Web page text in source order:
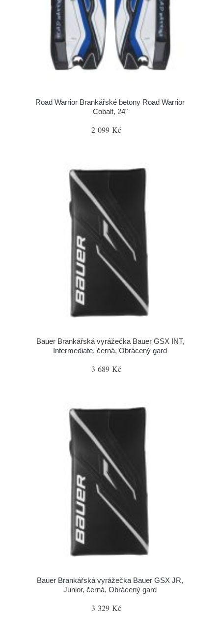
Road Warrior Brankářské betony Road Warrior
Cobalt, 24"
2 099 Kč
Bauer Brankářská vyrážečka Bauer GSX INT,
Intermediate, černá, Obrácený gard
3 689 Kč
Bauer Brankářská vyrážečka Bauer GSX JR,
Junior, černá, Obrácený gard
3 329 Kč